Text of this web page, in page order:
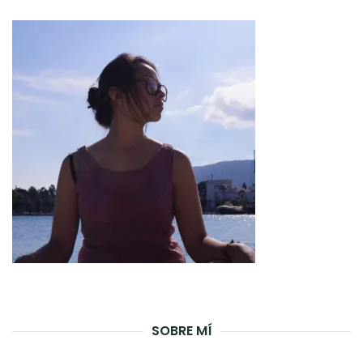
SOBRE MÍ